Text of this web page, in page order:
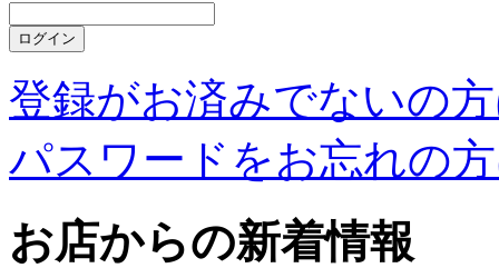
登録がお済みでないの
パスワードをお忘れの
お店からの新着情報